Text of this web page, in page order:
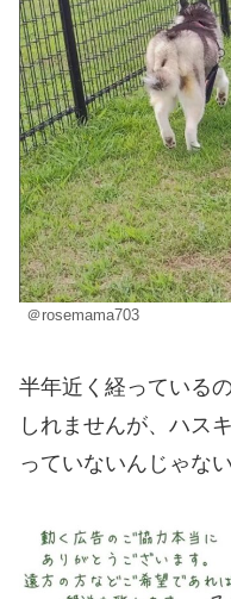
＠rosemama703
半年近く経っている
しれませんが、ハス
っていないんじゃな